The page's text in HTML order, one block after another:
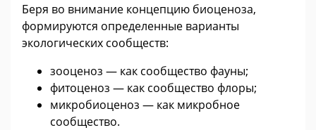
Беря во внимание концепцию биоценоза,
формируются определенные варианты
экологических сообществ:
зооценоз — как сообщество фауны;
фитоценоз — как сообщество флоры;
микробиоценоз — как микробное
сообщество.